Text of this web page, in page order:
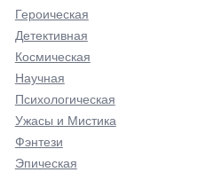
Героическая
Детективная
Космическая
Научная
Психологическая
Ужасы и Мистика
Фэнтези
Эпическая